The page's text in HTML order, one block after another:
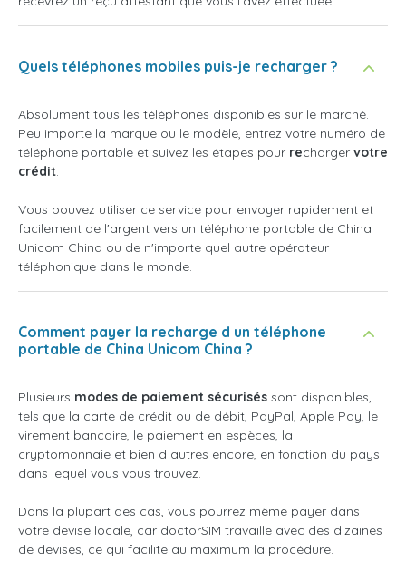
Quels téléphones mobiles puis-je recharger ?
Absolument tous les téléphones disponibles sur le marché.
Peu importe la marque ou le modèle, entrez votre numéro de
téléphone portable et suivez les étapes pour recharger votre
crédit.
Vous pouvez utiliser ce service pour envoyer rapidement et
facilement de l'argent vers un téléphone portable de China
Unicom China ou de n'importe quel autre opérateur
téléphonique dans le monde.
Comment payer la recharge d un téléphone
portable de China Unicom China ?
Plusieurs modes de paiement sécurisés sont disponibles,
tels que la carte de crédit ou de débit, PayPal, Apple Pay, le
virement bancaire, le paiement en espèces, la
cryptomonnaie et bien d autres encore, en fonction du pays
dans lequel vous vous trouvez.
Dans la plupart des cas, vous pourrez même payer dans
votre devise locale, car doctorSIM travaille avec des dizaines
de devises, ce qui facilite au maximum la procédure.